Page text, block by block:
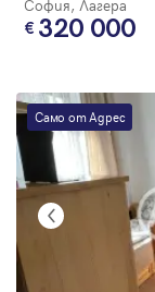
София, Лагера
320 000
Само от Адрес